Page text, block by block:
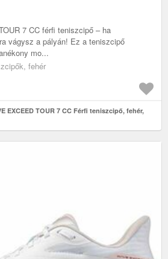
7 CC férfi teniszcipő – ha
vágysz a pályán! Ez a teniszcipő
mo...
fehér
EXCEED TOUR 7 CC Férfi teniszcipő, fehér,